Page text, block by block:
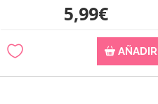
5,99€
AÑADIR